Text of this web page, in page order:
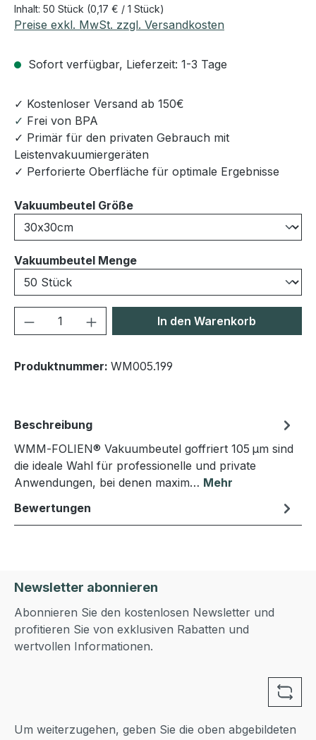
Inhalt: 50 Stück (0,17 € / 1 Stück)
Preise exkl. MwSt. zzgl. Versandkosten
Sofort verfügbar, Lieferzeit: 1-3 Tage
✓ Kostenloser Versand ab 150€
✓ Frei von BPA
✓ Primär für den privaten Gebrauch mit
Leistenvakuumiergeräten
✓ Perforierte Oberfläche für optimale Ergebnisse
Vakuumbeutel Größeauswählen
Vakuumbeutel Mengeauswählen
Produkt Anzahl: Gib denIn den Warenkorb
Produktnummer: WM005.199
Beschreibung
WMM‑FOLIEN® Vakuumbeutel goffriert 105 µm sind
die ideale Wahl für professionelle und private
Anwendungen, bei denen maxim… Mehr
Bewertungen
Newsletter abonnieren
Abonnieren Sie den kostenlosen Newsletter und
profitieren Sie von exklusiven Rabatten und
wertvollen Informationen.
Um weiterzugehen, geben Sie die oben abgebildeten